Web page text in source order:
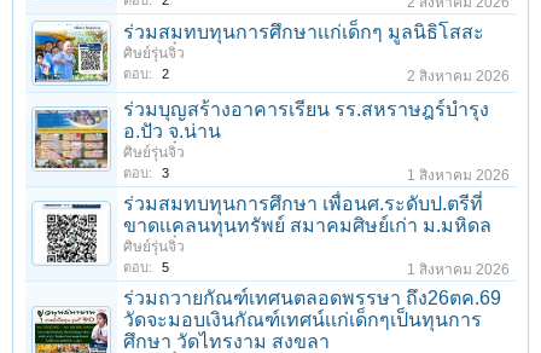
ร่วมสมทบทุนการศึกษาเเก่เด็กๆ มูลนิธิโสสะ
ศิษย์รุ่นจิ๋ว
ตอบ: 2 2 สิงหาคม 2026
ร่วมบุญสร้างอาคารเรียน รร.สหราษฎร์บำรุง
อ.ปัว จ.น่าน
ศิษย์รุ่นจิ๋ว
ตอบ: 3 1 สิงหาคม 2026
ร่วมสมทบทุนการศึกษา เพื่อนศ.ระดับป.ตรีที่
ขาดเเคลนทุนทรัพย์ สมาคมศิษย์เก่า ม.มหิดล
ศิษย์รุ่นจิ๋ว
ตอบ: 5 1 สิงหาคม 2026
ร่วมถวายกัณฑ์เทศนตลอดพรรษา ถึง26ตค.69
วัดจะมอบเงินกัณฑ์เทศน์เเก่เด็กๆเป็นทุนการ
ศึกษา วัดไทรงาม สงขลา